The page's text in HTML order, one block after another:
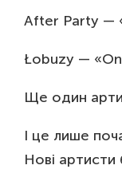
After Party —
Łobuzy —
Ще один
І це лише
Нові